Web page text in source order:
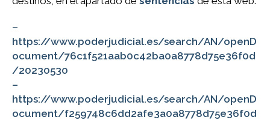
–
https://www.poderjudicial.es/search/AN/openD
ocument/76c1f521aab0c42ba0a8778d75e36f0d
/20230530
–
https://www.poderjudicial.es/search/AN/openD
ocument/f259748c6dd2afe3a0a8778d75e36f0d